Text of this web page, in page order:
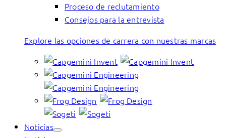
Proceso de reclutamiento
Consejos para la entrevista
Explore las opciones de carrera con nuestras marcas
Noticias